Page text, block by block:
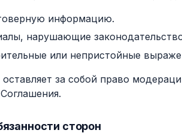
информацию.
нарушающие
или непристойные
за собой право
сторон